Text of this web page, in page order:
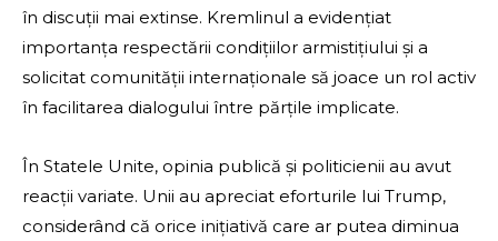
în discuții mai extinse. Kremlinul a evidențiat
importanța respectării condițiilor armistițiului și a
solicitat comunității internaționale să joace un rol activ
în facilitarea dialogului între părțile implicate.
În Statele Unite, opinia publică și politicienii au avut
reacții variate. Unii au apreciat eforturile lui Trump,
considerând că orice inițiativă care ar putea diminua